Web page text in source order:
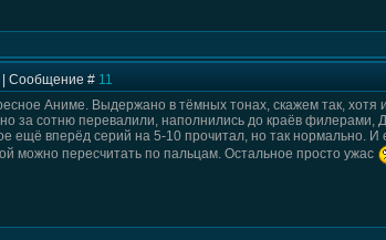
| Сообщение # 11
Аниме. Выдержано в тёмных тонах, скажем так,
за сотню перевалили, наполнились до краёв филерами,
ещё вперёд серий на 5-10 прочитал, но так нормально.
можно пересчитать по пальцам. Остальное просто ужас